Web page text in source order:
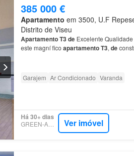
385 000 €
Apartamento em 3500, U.F
Distrito de Viseu
ApartamentoT3deExcelente Qualidade
este magní fico apartamentoT3, de
Garajem Ar Condicionado Varanda
Há 30+ dias
GREEN-ACRES Ver imóvel